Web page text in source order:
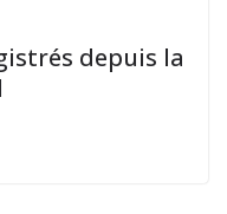
depuis la